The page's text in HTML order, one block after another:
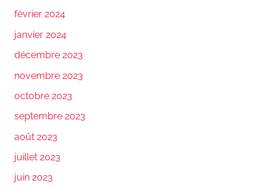
février 2024
janvier 2024
décembre 2023
novembre 2023
octobre 2023
septembre 2023
août 2023
juillet 2023
juin 2023